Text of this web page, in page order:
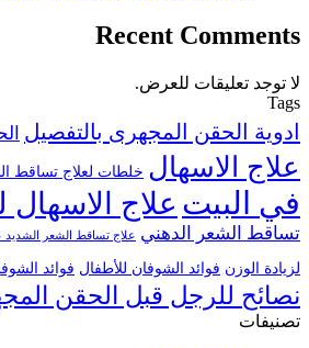
Recent Comments
لا توجد تعليقات للعرض.
Tags
ادوية الحقن المجهرى بالتفصيل
علاج الاسهال خلطات لعلاج تساقط
في البيت علاج
تساقط الشعر الدهني علاج تساقط الشعر الشديد
لزيادة الوزن فوائد الشوفان للأطفال فوائد
نصائح للرجل قبل الحقن
تصنيفات